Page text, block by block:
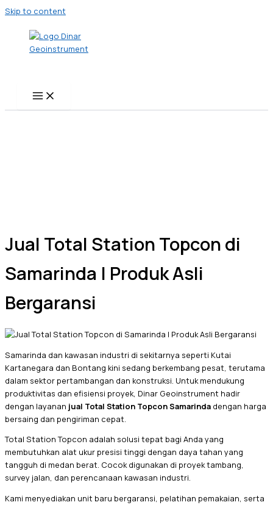
Skip to content
Jual Total Station Topcon di
Samarinda | Produk Asli
Bergaransi
Samarinda dan kawasan industri di sekitarnya seperti Kutai
Kartanegara dan Bontang kini sedang berkembang pesat, terutama
dalam sektor pertambangan dan konstruksi. Untuk mendukung
produktivitas dan efisiensi proyek, Dinar Geoinstrument hadir
dengan layanan jual Total Station Topcon Samarinda dengan harga
bersaing dan pengiriman cepat.
Total Station Topcon adalah solusi tepat bagi Anda yang
membutuhkan alat ukur presisi tinggi dengan daya tahan yang
tangguh di medan berat. Cocok digunakan di proyek tambang,
survey jalan, dan perencanaan kawasan industri.
Kami menyediakan unit baru bergaransi, pelatihan pemakaian, serta